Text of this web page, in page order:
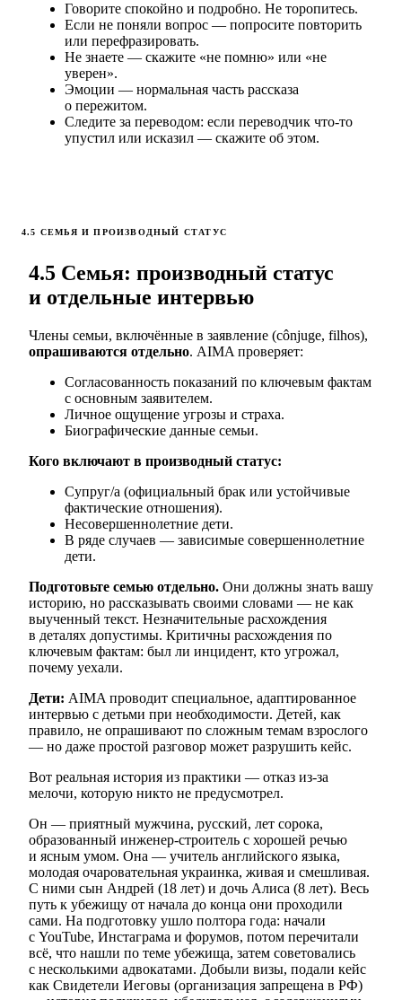
Говорите спокойно и подробно. Не торопитесь.
Если не поняли вопрос — попросите повторить
или перефразировать.
Не знаете — скажите «не помню» или «не
уверен».
Эмоции — нормальная часть рассказа
о пережитом.
Следите за переводом: если переводчик что-то
упустил или исказил — скажите об этом.
4.5 СЕМЬЯ И ПРОИЗВОДНЫЙ СТАТУС
4.5 Семья: производный статус
и отдельные интервью
Члены семьи, включённые в заявление (cônjuge, filhos),
опрашиваются отдельно. AIMA проверяет:
Согласованность показаний по ключевым фактам
с основным заявителем.
Личное ощущение угрозы и страха.
Биографические данные семьи.
Кого включают в производный статус:
Супруг/а (официальный брак или устойчивые
фактические отношения).
Несовершеннолетние дети.
В ряде случаев — зависимые совершеннолетние
дети.
Подготовьте семью отдельно. Они должны знать вашу
историю, но рассказывать своими словами — не как
выученный текст. Незначительные расхождения
в деталях допустимы. Критичны расхождения по
ключевым фактам: был ли инцидент, кто угрожал,
почему уехали.
Дети: AIMA проводит специальное, адаптированное
интервью с детьми при необходимости. Детей, как
правило, не опрашивают по сложным темам взрослого
— но даже простой разговор может разрушить кейс.
Вот реальная история из практики — отказ из-за
мелочи, которую никто не предусмотрел.
Он — приятный мужчина, русский, лет сорока,
образованный инженер-строитель с хорошей речью
и ясным умом. Она — учитель английского языка,
молодая очаровательная украинка, живая и смешливая.
С ними сын Андрей (18 лет) и дочь Алиса (8 лет). Весь
путь к убежищу от начала до конца они проходили
сами. На подготовку ушло полтора года: начали
с YouTube, Инстаграма и форумов, потом перечитали
всё, что нашли по теме убежища, затем советовались
с несколькими адвокатами. Добыли визы, подали кейс
как Свидетели Иеговы (организация запрещена в РФ)